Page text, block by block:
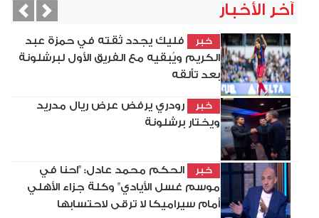
آخر الأخبار
خبر
فليك يجدد ثقته في حمزة عبد
الكريم ويُبقيه مع الفريق الأول لبرشلونة
بعد تألقه
خبر
رودري يرفض عرض ريال مدريد
ويختار برشلونة
خبر
الحكم محمد عادل: "احنا في
موسم غسل الأيادي" وكلة جزاء الأهلي
أمام سيراميكا لا ترقى لاحتسابها
Next